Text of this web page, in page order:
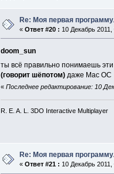
Re: Моя первая
«Ответ #20 : 10 Декабрь
doom_sun
ты всё правильно понимаешь
(говорит шёпотом) даже Mac ОС
«Последнее редактирование: 10
R. E. A. L. 3DO Interactive Multiplayer
Re: Моя первая
«Ответ #21 : 10 Декабрь